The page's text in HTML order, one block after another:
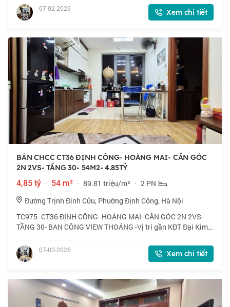
Garden ... Khu vực dân trí cao, hạ t
07-02-2026 Xem chi tiết
BÁN CHCC CT36 ĐỊNH CÔNG- HOÀNG MAI- CĂN GÓC
2N 2VS- TẦNG 30- 54M2- 4.85TỶ
4,85 tỷ · 54 m² · 89.81 triệu/m² · 2 PN
Đường Trịnh Đình Cửu, Phường Định Công, Hà Nội
TC975- CT36 ĐỊNH CÔNG- HOÀNG MAI- CĂN GÓC 2N 2VS-
TẦNG 30- BAN CÔNG VIEW THOÁNG -Vị trí gần KĐT Đại Kim,
Garden ... Khu vực dân trí cao, hạ t
07-02-2026 Xem chi tiết